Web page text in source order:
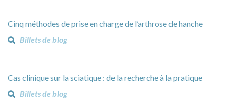
Cinq méthodes de prise en charge de l’arthrose de hanche
Billets de blog
Cas clinique sur la sciatique : de la recherche à la pratique
Billets de blog